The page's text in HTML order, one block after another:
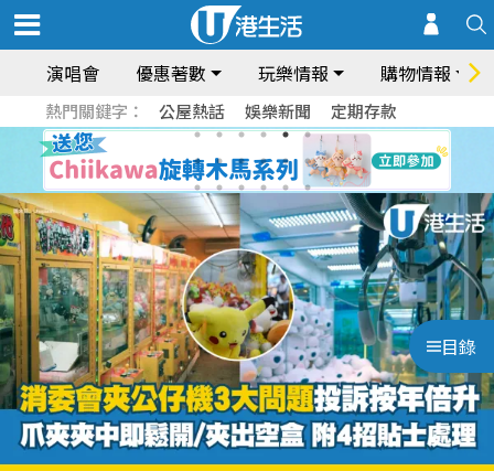
演唱會 優惠著數 玩樂情報 購物情報
熱門關鍵字： 公屋熱話 娛樂新聞 定期存款
目錄